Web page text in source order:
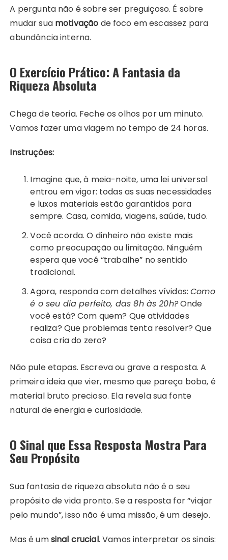
A pergunta não é sobre ser preguiçoso. É sobre
mudar sua motivação de foco em escassez para
abundância interna.
O Exercício Prático: A Fantasia da
Riqueza Absoluta
Chega de teoria. Feche os olhos por um minuto.
Vamos fazer uma viagem no tempo de 24 horas.
Instruções:
Imagine que, à meia-noite, uma lei universal
entrou em vigor: todas as suas necessidades
e luxos materiais estão garantidos para
sempre. Casa, comida, viagens, saúde, tudo.
Você acorda. O dinheiro não existe mais
como preocupação ou limitação. Ninguém
espera que você “trabalhe” no sentido
tradicional.
Agora, responda com detalhes vívidos:Como
é o seu dia perfeito, das 8h às 20h?Onde
você está? Com quem? Que atividades
realiza? Que problemas tenta resolver? Que
coisa cria do zero?
Não pule etapas. Escreva ou grave a resposta. A
primeira ideia que vier, mesmo que pareça boba, é
material bruto precioso. Ela revela sua fonte
natural de energia e curiosidade.
O Sinal que Essa Resposta Mostra Para
Seu Propósito
Sua fantasia de riqueza absoluta não é o seu
propósito de vida pronto. Se a resposta for “viajar
pelo mundo”, isso não é uma missão, é um desejo.
Mas é umsinal crucial. Vamos interpretar os sinais: